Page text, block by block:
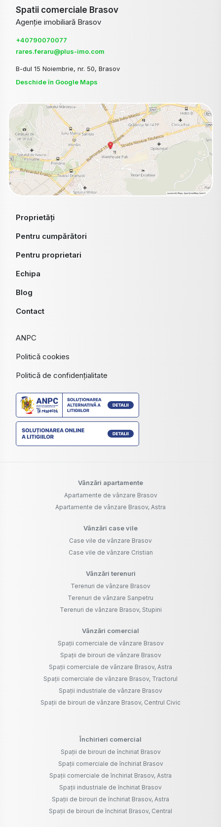
Spatii comerciale Brasov
Agenție imobiliară Brasov
+40790070077
rares.feraru@plus-imo.com
B-dul 15 Noiembrie, nr. 50, Brasov
Deschide în Google Maps
Proprietăți
Pentru cumpărători
Pentru proprietari
Echipa
Blog
Contact
ANPC
Politică cookies
Politică de confidențialitate
Vânzări apartamente
Apartamente de vânzare Brasov
Apartamente de vânzare Brasov, Astra
Vânzări case vile
Case vile de vânzare Brasov
Case vile de vânzare Cristian
Vânzări terenuri
Terenuri de vânzare Brasov
Terenuri de vânzare Sanpetru
Terenuri de vânzare Brasov, Stupini
Vânzări comercial
Spații comerciale de vânzare Brasov
Spații de birouri de vânzare Brasov
Spații comerciale de vânzare Brasov, Astra
Spații comerciale de vânzare Brasov, Tractorul
Spații industriale de vânzare Brasov
Spații de birouri de vânzare Brasov, Centrul Civic
Închirieri comercial
Spații de birouri de închiriat Brasov
Spații comerciale de închiriat Brasov
Spații comerciale de închiriat Brasov, Astra
Spații industriale de închiriat Brasov
Spații de birouri de închiriat Brasov, Astra
Spații de birouri de închiriat Brasov, Central